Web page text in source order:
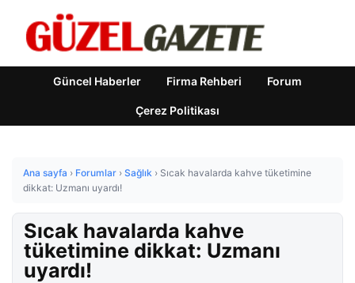
Güncel Haberler Firma Rehberi Forum
Çerez Politikası
Ana sayfa › Forumlar › Sağlık › Sıcak havalarda kahve tüketimine
dikkat: Uzmanı uyardı!
Sıcak havalarda kahve
tüketimine dikkat: Uzmanı
uyardı!